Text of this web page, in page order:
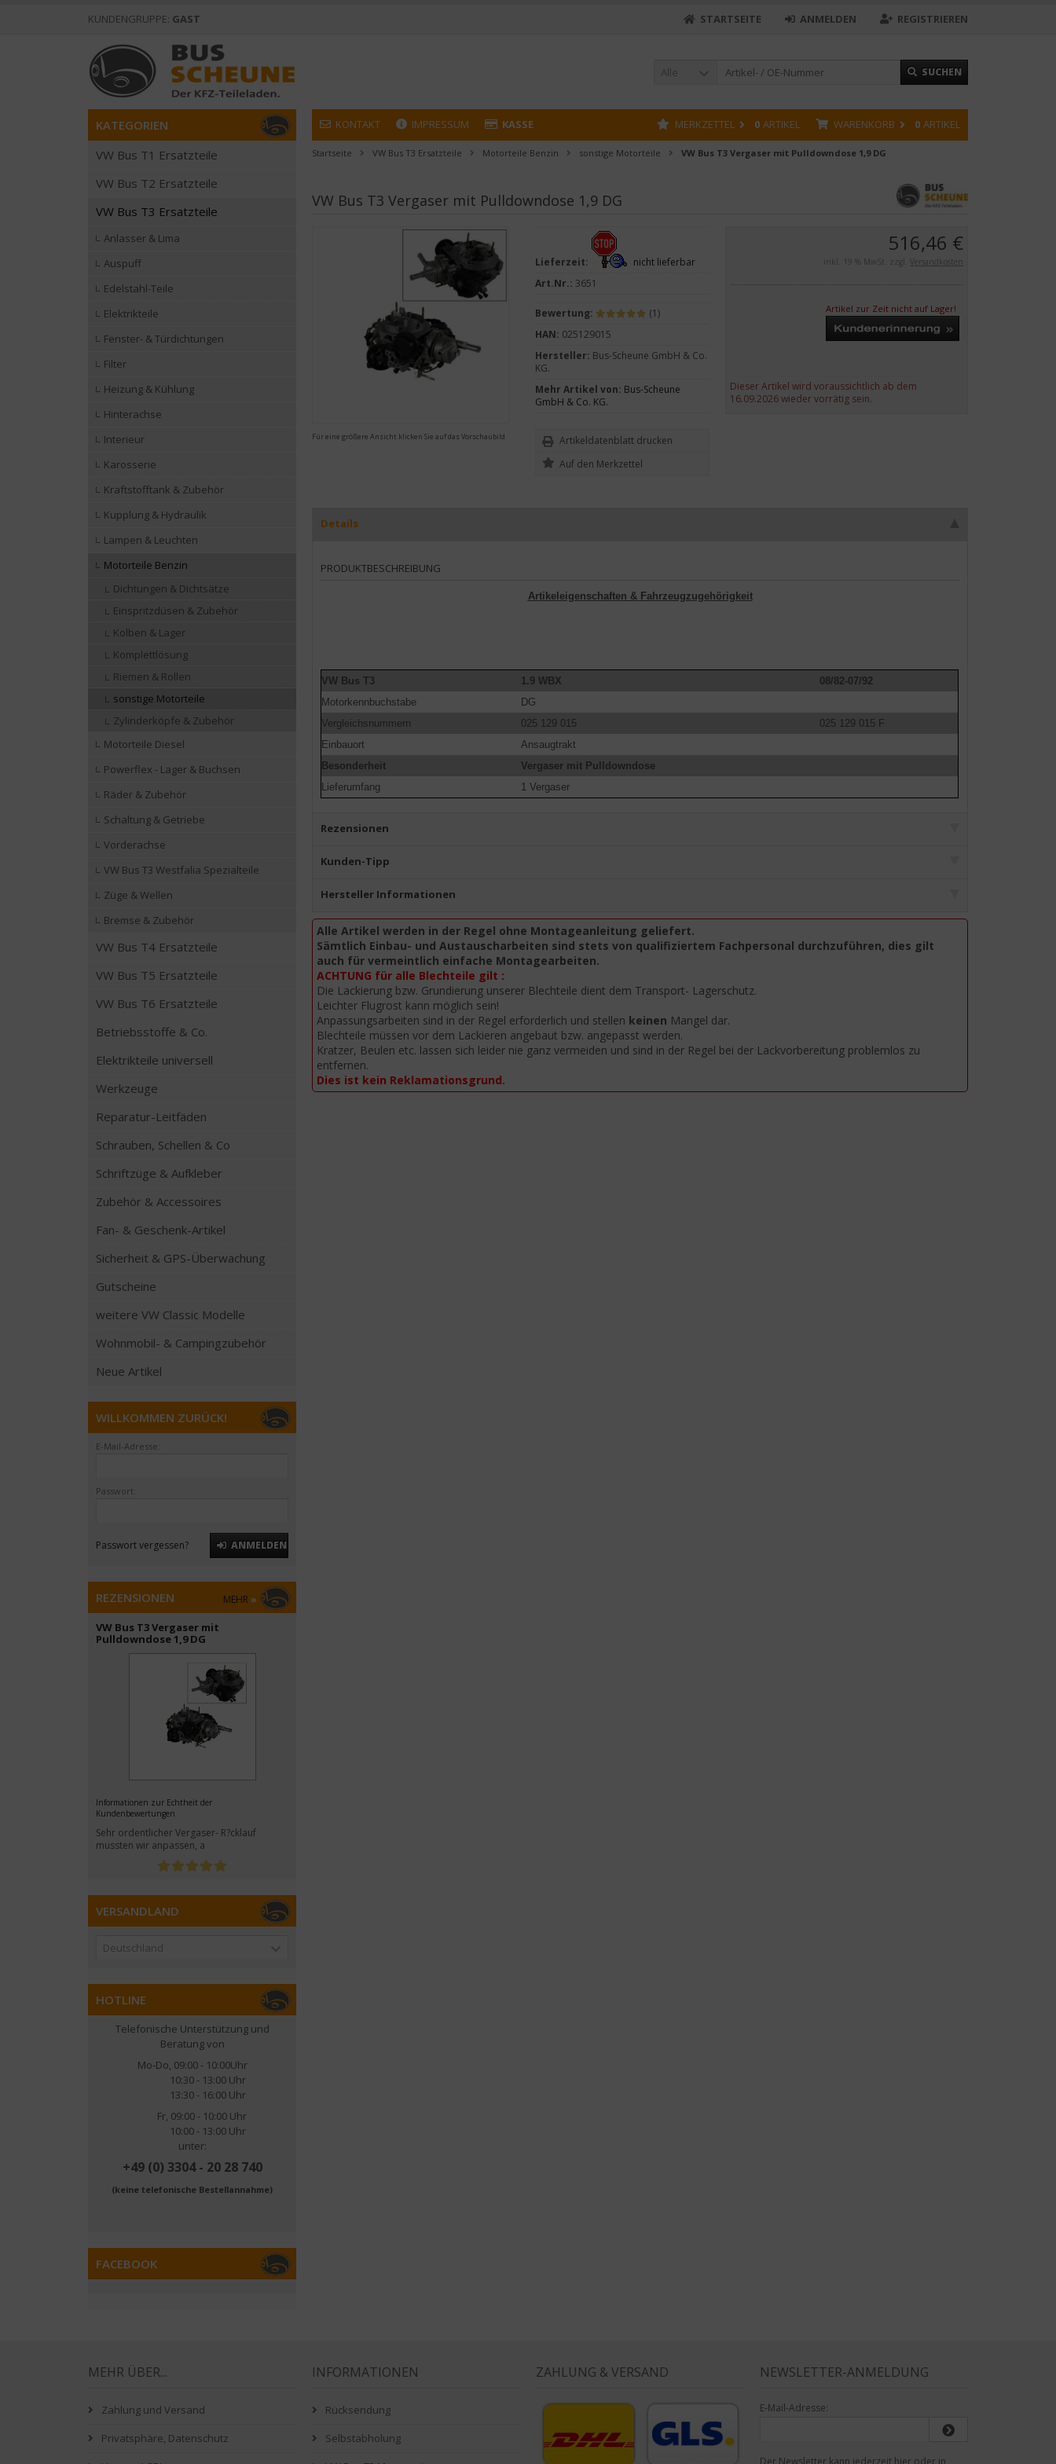
KUNDENGRUPPE: GAST REGISTRIEREN
ANMELDEN
STARTSEITE
Alle SUCHEN
KONTAKT IMPRESSUM KASSE WARENKORB 0 ARTIKEL
MERKZETTEL 0 ARTIKEL
Startseite VW Bus T3 Ersatzteile Motorteile Benzin sonstige Motorteile VW Bus T3 Vergaser mit Pulldowndose 1,9 DG
VW Bus T3 Vergaser mit Pulldowndose 1,9 DG
Für eine größere Ansicht klicken Sie auf das Vorschaubild
516,46 €
inkl. 19 % MwSt. zzgl. Versandkosten
Artikel zur Zeit nicht auf Lager!
Dieser Artikel wird voraussichtlich ab dem
16.09.2026 wieder vorrätig sein.
Lieferzeit:
nicht lieferbar
Art.Nr.: 3651
Bewertung:
(1)
HAN: 025129015
Hersteller: Bus-Scheune GmbH & Co.
KG.
Mehr Artikel von: Bus-Scheune
GmbH & Co. KG.
Artikeldatenblatt drucken
Details
PRODUKTBESCHREIBUNG
Artikeleigenschaften & Fahrzeugzugehörigkeit
VW Bus T3 1.9 WBX
08/82-07/92
Motorkennbuchstabe
DG
Vergleichsnummern
025 129 015
025 129 015 F
Einbauort
Ansaugtrakt
Besonderheit
Vergaser mit Pulldowndose
Lieferumfang
1 Vergaser
Rezensionen
Kunden-Tipp
Hersteller Informationen
Alle Artikel werden in der Regel ohne Montageanleitung geliefert.
Sämtlich Einbau- und Austauscharbeiten sind stets von qualifiziertem Fachpersonal durchzuführen, dies gilt
auch für vermeintlich einfache Montagearbeiten.
ACHTUNG für alle Blechteile gilt :
Die Lackierung bzw. Grundierung unserer Blechteile dient dem Transport- Lagerschutz.
Leichter Flugrost kann möglich sein!
Anpassungsarbeiten sind in der Regel erforderlich und stellen keinen Mangel dar.
Blechteile müssen vor dem Lackieren angebaut bzw. angepasst werden.
Kratzer, Beulen etc. lassen sich leider nie ganz vermeiden und sind in der Regel bei der Lackvorbereitung problemlos zu
entfernen.
Dies ist kein Reklamationsgrund.
KATEGORIEN
VW Bus T1 Ersatzteile
VW Bus T2 Ersatzteile
VW Bus T3 Ersatzteile
Anlasser & Lima
Auspuff
Edelstahl-Teile
Elektrikteile
Fenster- & Türdichtungen
Filter
Heizung & Kühlung
Hinterachse
Interieur
Karosserie
Kraftstofftank & Zubehör
Kupplung & Hydraulik
Lampen & Leuchten
Motorteile Benzin
Dichtungen & Dichtsätze
Einspritzdüsen & Zubehör
Kolben & Lager
Komplettlösung
Riemen & Rollen
sonstige Motorteile
Zylinderköpfe & Zubehör
Motorteile Diesel
Powerflex - Lager & Buchsen
Räder & Zubehör
Schaltung & Getriebe
Vorderachse
VW Bus T3 Westfalia Spezialteile
Züge & Wellen
Bremse & Zubehör
VW Bus T4 Ersatzteile
VW Bus T5 Ersatzteile
VW Bus T6 Ersatzteile
Betriebsstoffe & Co.
Elektrikteile universell
Werkzeuge
Reparatur-Leitfäden
Schrauben, Schellen & Co
Schriftzüge & Aufkleber
Zubehör & Accessoires
Fan- & Geschenk-Artikel
Sicherheit & GPS-Überwachung
Gutscheine
weitere VW Classic Modelle
Wohnmobil- & Campingzubehör
Neue Artikel
WILLKOMMEN ZURÜCK!
E-Mail-Adresse:
Passwort:
Passwort vergessen? ANMELDEN
REZENSIONEN MEHR »
VW Bus T3 Vergaser mit
Pulldowndose 1,9 DG
Informationen zur Echtheit der
Kundenbewertungen
Sehr ordentlicher Vergaser- R?cklauf
mussten wir anpassen, a
VERSANDLAND
Deutschland
HOTLINE
Telefonische Unterstützung und
Beratung von
Mo-Do, 09:00 - 10:00Uhr
10:30 - 13:00 Uhr
13:30 - 16:00 Uhr
Fr, 09:00 - 10:00 Uhr
10:00 - 13:00 Uhr
unter:
+49 (0) 3304 - 20 28 740
(keine telefonische Bestellannahme)
FACEBOOK
MEHR ÜBER...
Zahlung und Versand
Privatsphäre, Datenschutz
INFORMATIONEN
Rücksendung
Selbstabholung
ZAHLUNG & VERSAND NEWSLETTER-ANMELDUNG
E-Mail-Adresse:
Der Newsletter kann jederzeit hier oder in